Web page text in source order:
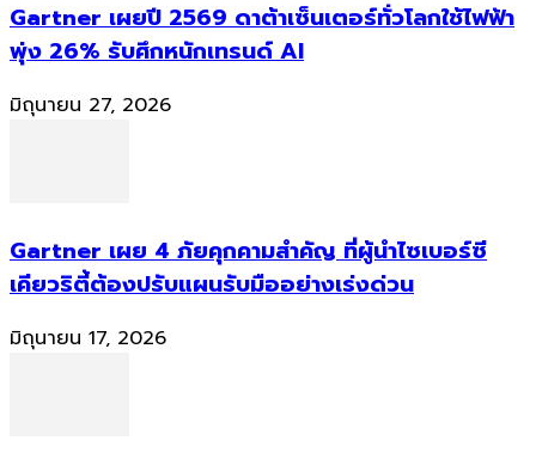
Gartner เผยปี 2569 ดาต้าเซ็นเตอร์ทั่วโลกใช้ไฟฟ้า
พุ่ง 26% รับศึกหนักเทรนด์ AI
มิถุนายน 27, 2026
Gartner เผย 4 ภัยคุกคามสำคัญ ที่ผู้นำไซเบอร์ซี
เคียวริตี้ต้องปรับแผนรับมืออย่างเร่งด่วน
มิถุนายน 17, 2026